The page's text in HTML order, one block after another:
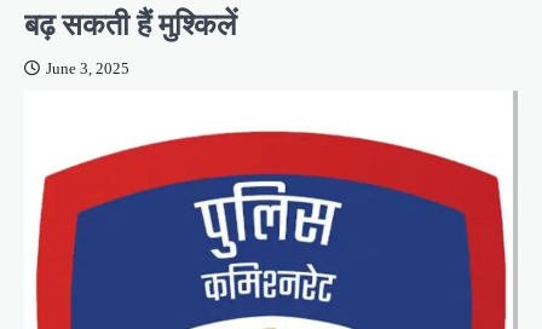
बढ़ सकती हैं मुश्किलें
June 3, 2025